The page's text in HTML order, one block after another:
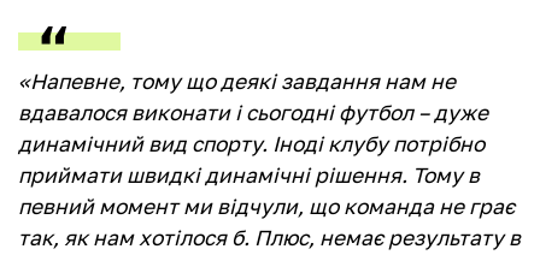
«Напевне, тому що деякі завдання нам не
вдавалося виконати і сьогодні футбол – дуже
динамічний вид спорту. Іноді клубу потрібно
приймати швидкі динамічні рішення. Тому в
певний момент ми відчули, що команда не грає
так, як нам хотілося б. Плюс, немає результату в